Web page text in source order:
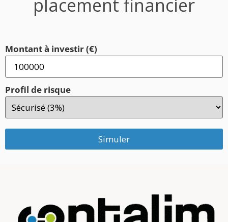
placement financier
Montant à investir (€)
Profil de risque
Simuler